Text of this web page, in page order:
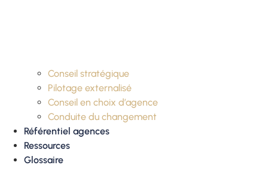
Conseil stratégique
Pilotage externalisé
Conseil en choix d’agence
Conduite du changement
Référentiel agences
Ressources
Glossaire